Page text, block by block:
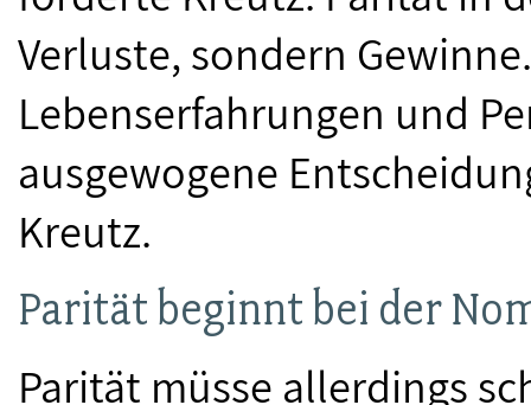
Verluste, sondern
Lebenserfahrungen und
ausgewogene
Kreutz.
Parität beginnt bei der
Parität müsse allerdings